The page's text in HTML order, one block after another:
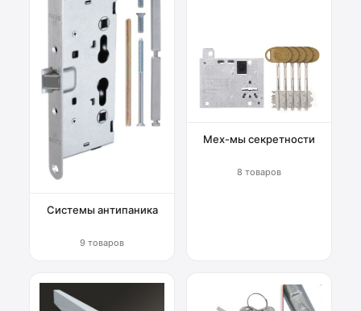
Системы антипаника
9 товаров
Мех-мы секретности
8 товаров